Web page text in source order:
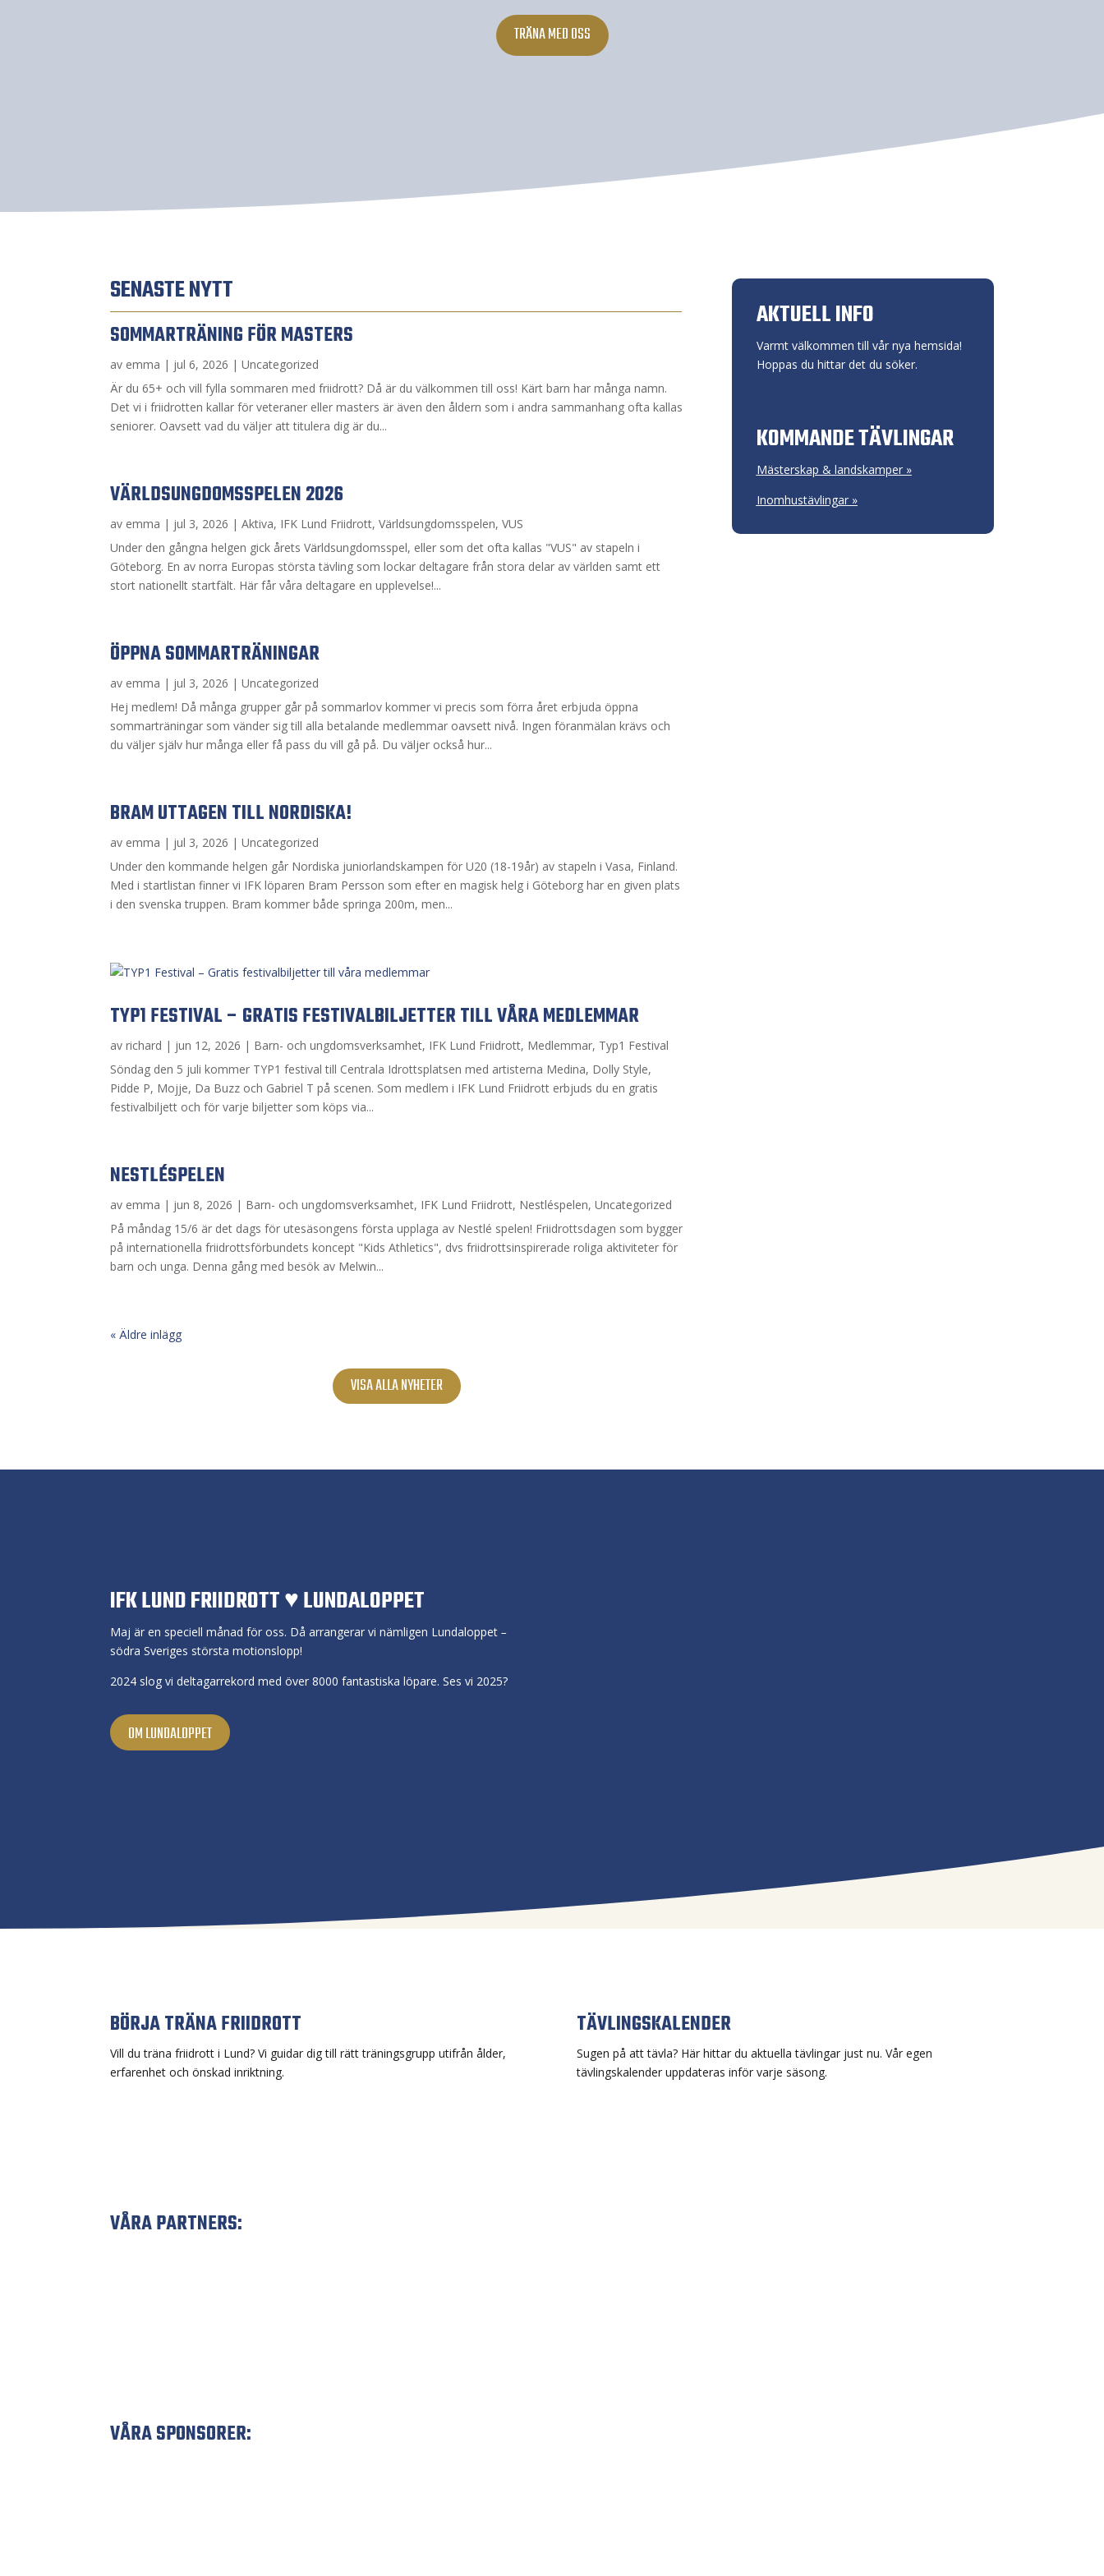
TRÄNA MED OSS
SENASTE NYTT
SOMMARTRÄNING FÖR MASTERS
av emma | jul 6, 2026 |Uncategorized
Är du 65+ och vill fylla sommaren med friidrott? Då är du välkommen till oss! Kärt barn har många namn.
Det vi i friidrotten kallar för veteraner eller masters är även den åldern som i andra sammanhang ofta kallas
seniorer. Oavsett vad du väljer att titulera dig är du...
VÄRLDSUNGDOMSSPELEN 2026
av emma | jul 3, 2026 |Aktiva, IFK Lund Friidrott,Världsungdomsspelen,VUS
Under den gångna helgen gick årets Världsungdomsspel, eller som det ofta kallas "VUS" av stapeln i
Göteborg. En av norra Europas största tävling som lockar deltagare från stora delar av världen samt ett
stort nationellt startfält. Här får våra deltagare en upplevelse!...
ÖPPNA SOMMARTRÄNINGAR
av emma | jul 3, 2026 |Uncategorized
Hej medlem! Då många grupper går på sommarlov kommer vi precis som förra året erbjuda öppna
sommarträningar som vänder sig till alla betalande medlemmar oavsett nivå. Ingen föranmälan krävs och
du väljer själv hur många eller få pass du vill gå på. Du väljer också hur...
BRAM UTTAGEN TILL NORDISKA!
av emma | jul 3, 2026 |Uncategorized
Under den kommande helgen går Nordiska juniorlandskampen för U20 (18-19år) av stapeln i Vasa, Finland.
Med i startlistan finner vi IFK löparen Bram Persson som efter en magisk helg i Göteborg har en given plats
i den svenska truppen. Bram kommer både springa 200m, men...
TYP1 FESTIVAL – GRATIS FESTIVALBILJETTER TILL VÅRA MEDLEMMAR
avrichard | jun 12, 2026 | Barn- och ungdomsverksamhet, IFK Lund Friidrott, Medlemmar, Typ1 Festival
Söndag den 5 juli kommer TYP1 festival till Centrala Idrottsplatsen med artisterna Medina, Dolly Style,
Pidde P, Mojje, Da Buzz och Gabriel T på scenen. Som medlem i IFK Lund Friidrott erbjuds du en gratis
festivalbiljett och för varje biljetter som köps via...
NESTLÉSPELEN
av emma | jun 8, 2026 | Barn- och ungdomsverksamhet, IFK Lund Friidrott, Nestléspelen,Uncategorized
På måndag 15/6 är det dags för utesäsongens första upplaga av Nestlé spelen! Friidrottsdagen som bygger
på internationella friidrottsförbundets koncept "Kids Athletics", dvs friidrottsinspirerade roliga aktiviteter för
barn och unga. Denna gång med besök av Melwin...
« Äldre inlägg
VISA ALLA NYHETER
AKTUELL INFO
Varmt välkommen till vår nya hemsida!
Hoppas du hittar det du söker.
KOMMANDE TÄVLINGAR
Mästerskap & landskamper »
Inomhustävlingar »
IFK LUND FRIIDROTT ♥ LUNDALOPPET
Maj är en speciell månad för oss. Då arrangerar vi nämligen Lundaloppet–
södra Sveriges största motionslopp!
2024 slog vi deltagarrekord med över 8000 fantastiska löpare. Ses vi 2025?
OM LUNDALOPPET
BÖRJA TRÄNA FRIIDROTT
Vill du träna friidrott i Lund? Vi guidar dig till rätt träningsgrupp utifrån ålder,
erfarenhet och önskad inriktning.
TÄVLINGSKALENDER
Sugen på att tävla? Här hittar du aktuella tävlingar just nu. Vår egen
tävlingskalender uppdateras inför varje säsong.
VÅRA PARTNERS:
VÅRA SPONSORER: